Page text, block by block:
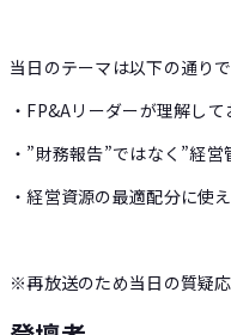
当日のテーマは以下の通りで
・FP&Aリーダーが理解し
・”財務報告”ではなく”経営
・経営資源の最適配分に使
※再放送のため当日の質疑